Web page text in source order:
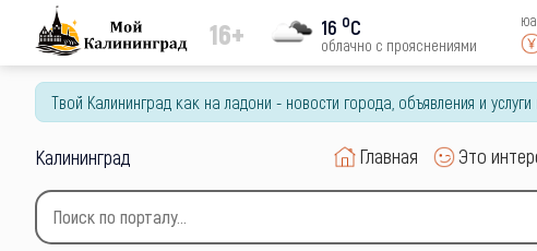
16+ 16 oC
облачно с прояснениями
Твой Калининград как на ладони - новости города, объявления и
Калининград Главная Это